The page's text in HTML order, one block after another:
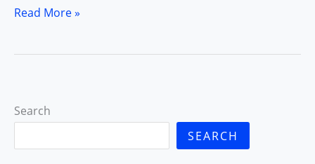
Birth
id
जन्म
पत्र
Read More »
Search
SEARCH